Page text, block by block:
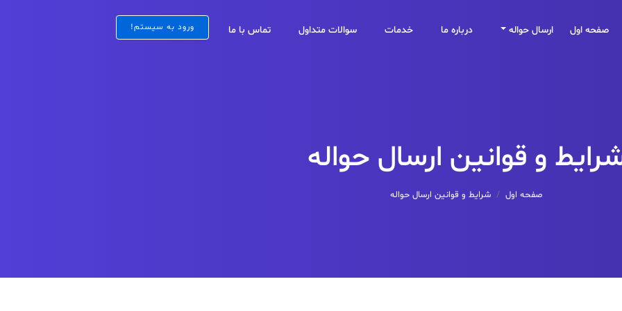
صفحه اول ارسال حواله درباره ما خدمات سوالات متداول تماس با ما ورود به سیستم!
و قوانین ارسال حواله
صفحه اول شرایط و قوانین ارسال حواله